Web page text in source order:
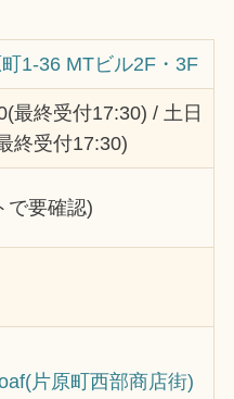
1-36 MTビル2F・3F
最終受付17:30) / 土日
終受付17:30)
で要確認)
片原町西部商店街)